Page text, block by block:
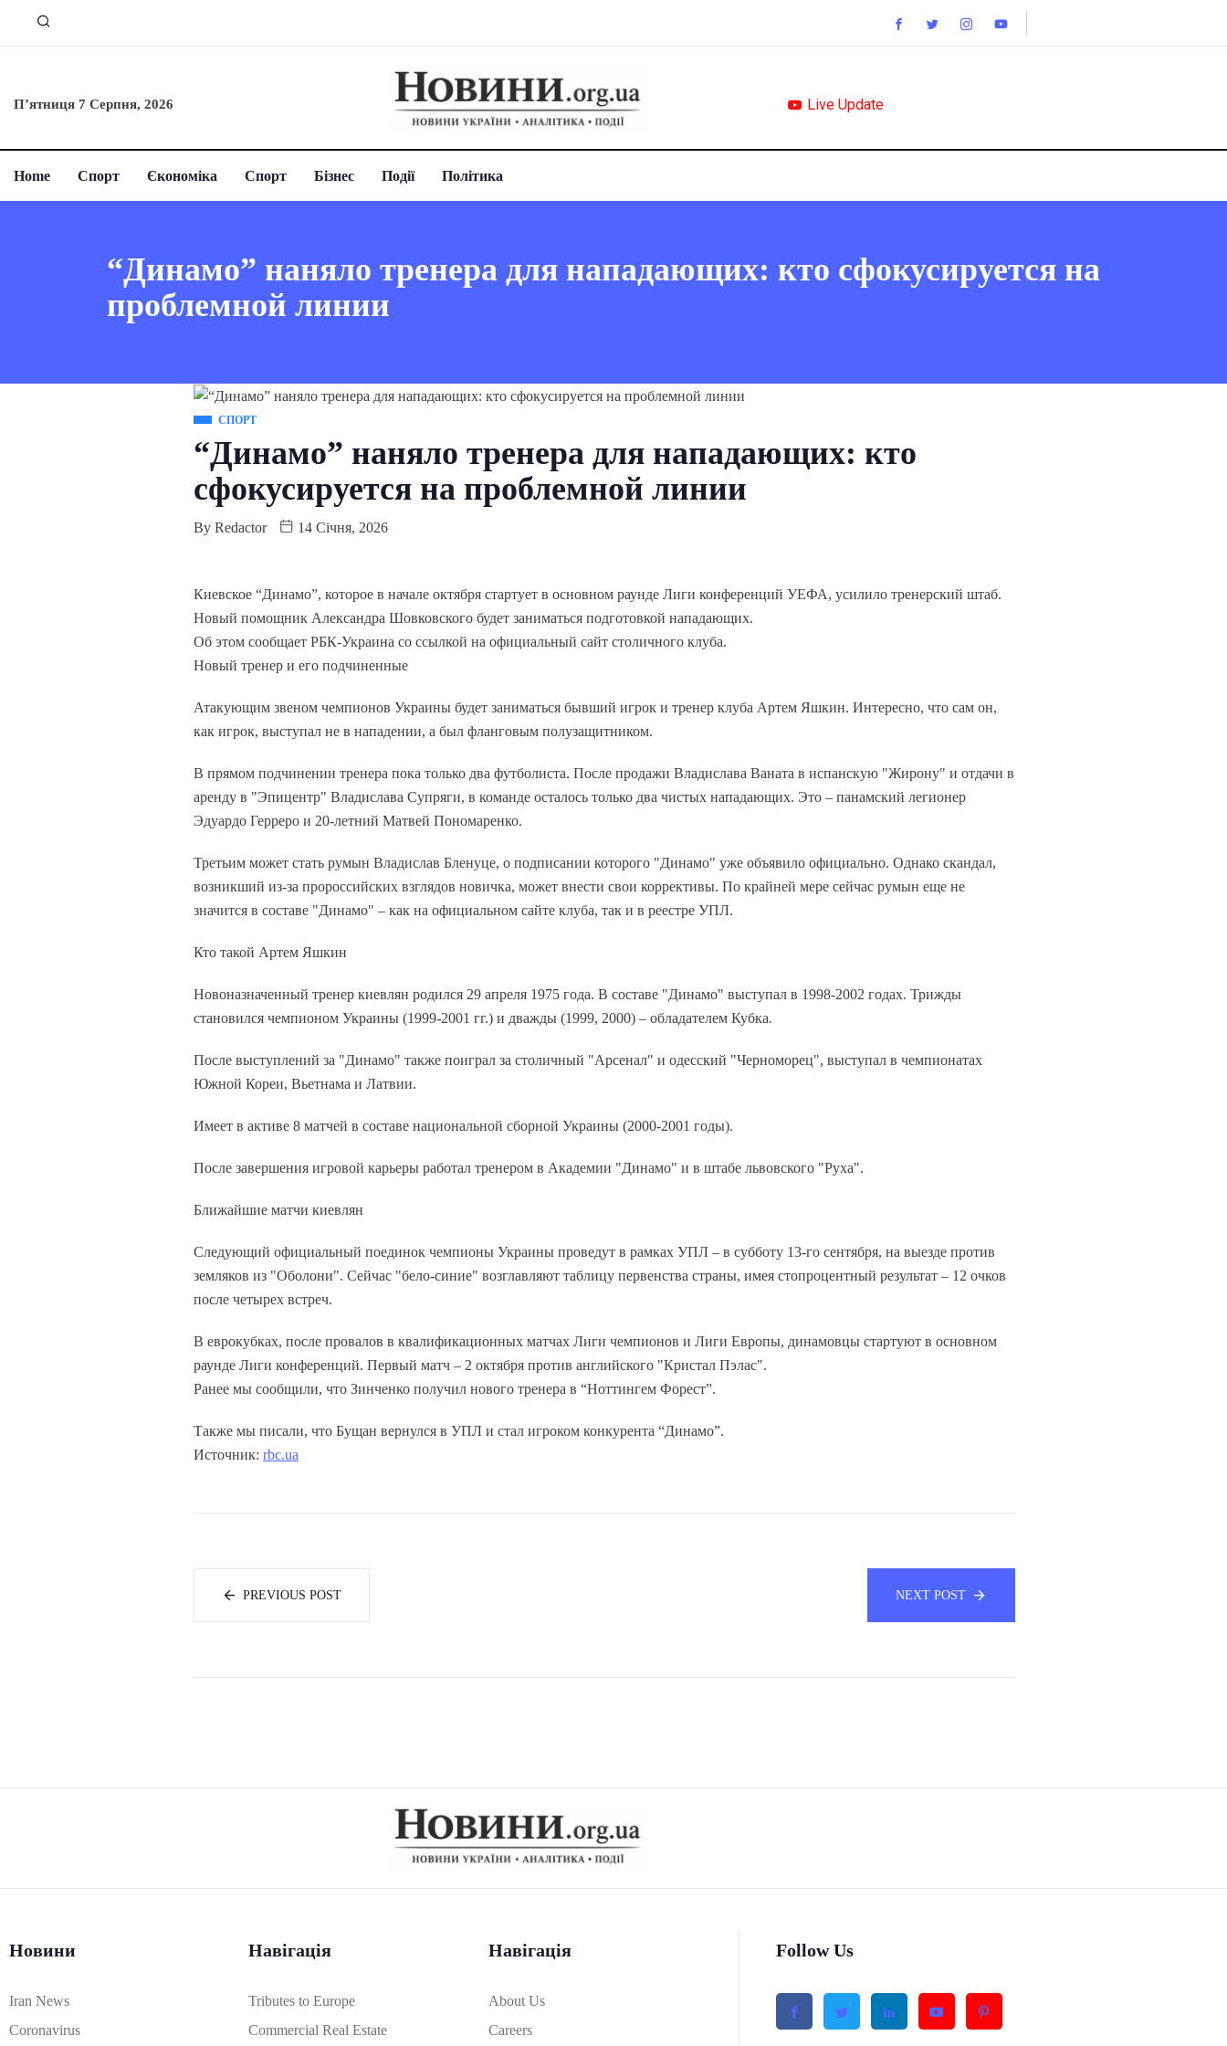
П’ятниця 7 Серпня, 2026 Live Update
Home Спорт Єкономіка Спорт Бізнес Події Політика
“Динамо” наняло тренера для нападающих: кто сфокусируется на
проблемной линии
СПОРТ
“Динамо” наняло тренера для нападающих: кто
сфокусируется на проблемной линии
By Redactor 14 Січня, 2026
Киевское “Динамо”, которое в начале октября стартует в основном раунде Лиги конференций УЕФА, усилило тренерский штаб.
Новый помощник Александра Шовковского будет заниматься подготовкой нападающих.
Об этом сообщает РБК-Украина со ссылкой на официальный сайт столичного клуба.
Новый тренер и его подчиненные
Атакующим звеном чемпионов Украины будет заниматься бывший игрок и тренер клуба Артем Яшкин. Интересно, что сам он,
как игрок, выступал не в нападении, а был фланговым полузащитником.
В прямом подчинении тренера пока только два футболиста. После продажи Владислава Ваната в испанскую "Жирону" и отдачи в
аренду в "Эпицентр" Владислава Супряги, в команде осталось только два чистых нападающих. Это – панамский легионер
Эдуардо Герреро и 20-летний Матвей Пономаренко.
Третьим может стать румын Владислав Бленуце, о подписании которого "Динамо" уже объявило официально. Однако скандал,
возникший из-за пророссийских взглядов новичка, может внести свои коррективы. По крайней мере сейчас румын еще не
значится в составе "Динамо" – как на официальном сайте клуба, так и в реестре УПЛ.
Кто такой Артем Яшкин
Новоназначенный тренер киевлян родился 29 апреля 1975 года. В составе "Динамо" выступал в 1998-2002 годах. Трижды
становился чемпионом Украины (1999-2001 гг.) и дважды (1999, 2000) – обладателем Кубка.
После выступлений за "Динамо" также поиграл за столичный "Арсенал" и одесский "Черноморец", выступал в чемпионатах
Южной Кореи, Вьетнама и Латвии.
Имеет в активе 8 матчей в составе национальной сборной Украины (2000-2001 годы).
После завершения игровой карьеры работал тренером в Академии "Динамо" и в штабе львовского "Руха".
Ближайшие матчи киевлян
Следующий официальный поединок чемпионы Украины проведут в рамках УПЛ – в субботу 13-го сентября, на выезде против
земляков из "Оболони". Сейчас "бело-синие" возглавляют таблицу первенства страны, имея стопроцентный результат – 12 очков
после четырех встреч.
В еврокубках, после провалов в квалификационных матчах Лиги чемпионов и Лиги Европы, динамовцы стартуют в основном
раунде Лиги конференций. Первый матч – 2 октября против английского "Кристал Пэлас".
Ранее мы сообщили, что Зинченко получил нового тренера в “Ноттингем Форест”.
Также мы писали, что Бущан вернулся в УПЛ и стал игроком конкурента “Динамо”.
Источник: rbc.ua
PREVIOUS POST NEXT POST
Новини
Iran News
Coronavirus
Навігація
Tributes to Europe
Commercial Real Estate
Навігація
About Us
Careers
Follow Us